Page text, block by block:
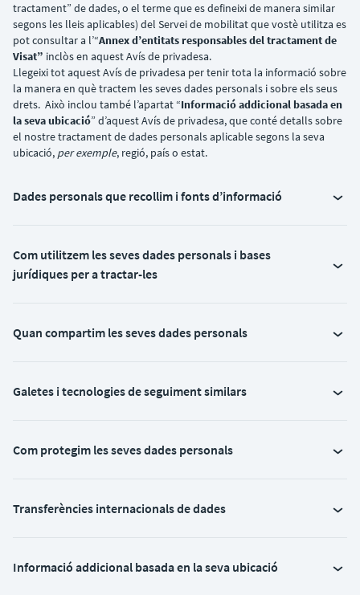
tractament” de dades, o el terme que es defineixi de manera similar
segons les lleis aplicables) del Servei de mobilitat que vostè utilitza es
pot consultar a l’“Annex d’entitats responsables del tractament de
Visat” inclòs en aquest Avís de privadesa.
Llegeixi tot aquest Avís de privadesa per tenir tota la informació sobre
la manera en què tractem les seves dades personals i sobre els seus
drets. Això inclou també l’apartat “Informació addicional basada en
la seva ubicació” d’aquest Avís de privadesa, que conté detalls sobre
el nostre tractament de dades personals aplicable segons la seva
ubicació, per exemple, regió, país o estat.
Dades personals que recollim i fonts d’informació
Com utilitzem les seves dades personals i bases
jurídiques per a tractar-les
Quan compartim les seves dades personals
Galetes i tecnologies de seguiment similars
Com protegim les seves dades personals
Transferències internacionals de dades
Informació addicional basada en la seva ubicació